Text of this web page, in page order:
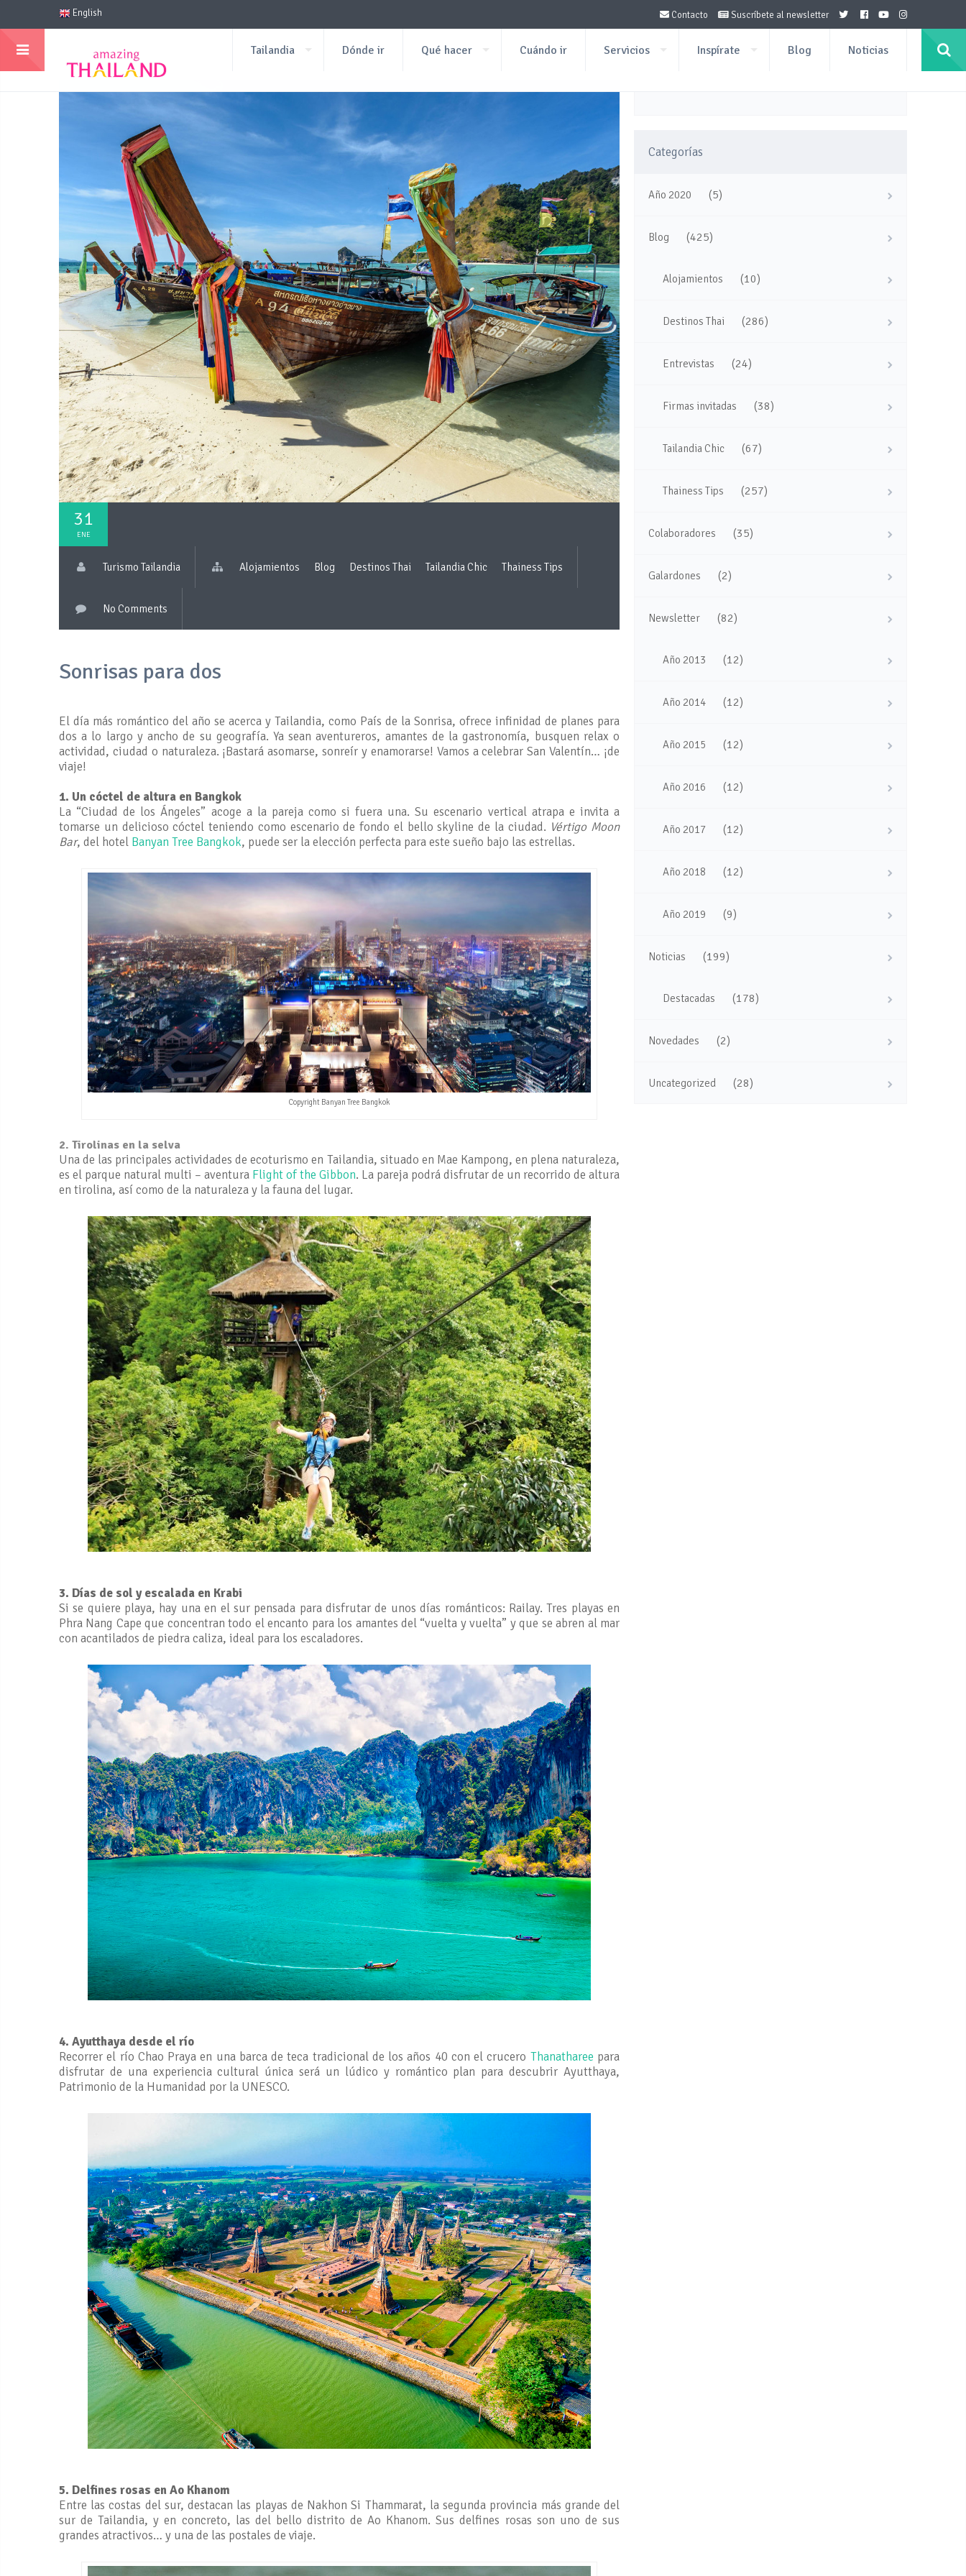
English Contacto Suscríbete al newsletter
Tailandia Dónde ir Qué hacer Cuándo ir Servicios Inspírate Blog Noticias
31
ENE
Turismo Tailandia Alojamientos Blog Destinos Thai Tailandia Chic Thainess Tips
No Comments
Sonrisas para dos
El día más romántico del año se acerca y Tailandia, como País de la Sonrisa, ofrece infinidad de planes para
dos a lo largo y ancho de su geografía. Ya sean aventureros, amantes de la gastronomía, busquen relax o
actividad, ciudad o naturaleza. ¡Bastará asomarse, sonreír y enamorarse! Vamos a celebrar San Valentín… ¡de
viaje!
1. Un cóctel de altura en Bangkok
La “Ciudad de los Ángeles” acoge a la pareja como si fuera una. Su escenario vertical atrapa e invita a
tomarse un delicioso cóctel teniendo como escenario de fondo el bello skyline de la ciudad. Vértigo Moon
Bar, del hotel Banyan Tree Bangkok, puede ser la elección perfecta para este sueño bajo las estrellas.
Copyright Banyan Tree Bangkok
2. Tirolinas en la selva
Una de las principales actividades de ecoturismo en Tailandia, situado en Mae Kampong, en plena naturaleza,
es el parque natural multi – aventura Flight of the Gibbon. La pareja podrá disfrutar de un recorrido de altura
en tirolina, así como de la naturaleza y la fauna del lugar.
3. Días de sol y escalada en Krabi
Si se quiere playa, hay una en el sur pensada para disfrutar de unos días románticos: Railay. Tres playas en
Phra Nang Cape que concentran todo el encanto para los amantes del “vuelta y vuelta” y que se abren al mar
con acantilados de piedra caliza, ideal para los escaladores.
4. Ayutthaya desde el río
Recorrer el río Chao Praya en una barca de teca tradicional de los años 40 con el crucero Thanatharee para
disfrutar de una experiencia cultural única será un lúdico y romántico plan para descubrir Ayutthaya,
Patrimonio de la Humanidad por la UNESCO.
5. Delfines rosas en Ao Khanom
Entre las costas del sur, destacan las playas de Nakhon Si Thammarat, la segunda provincia más grande del
sur de Tailandia, y en concreto, las del bello distrito de Ao Khanom. Sus delfines rosas son uno de sus
grandes atractivos… y una de las postales de viaje.
Categorías
Año 2020 (5)
Blog (425)
Alojamientos (10)
Destinos Thai (286)
Entrevistas (24)
Firmas invitadas (38)
Tailandia Chic (67)
Thainess Tips (257)
Colaboradores (35)
Galardones (2)
Newsletter (82)
Año 2013 (12)
Año 2014 (12)
Año 2015 (12)
Año 2016 (12)
Año 2017 (12)
Año 2018 (12)
Año 2019 (9)
Noticias (199)
Destacadas (178)
Novedades (2)
Uncategorized (28)